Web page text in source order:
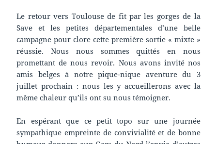
Le retour vers Toulouse de fit par les gorges de la
Save et les petites départementales d’une belle
campagne pour clore cette première sortie « mixte »
réussie. Nous nous sommes quittés en nous
promettant de nous revoir. Nous avons invité nos
amis belges à notre pique-nique aventure du 3
juillet prochain : nous les y accueillerons avec la
même chaleur qu’ils ont su nous témoigner.
En espérant que ce petit topo sur une journée
sympathique empreinte de convivialité et de bonne